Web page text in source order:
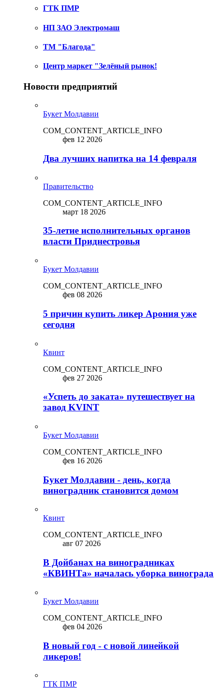
ГТК ПМР
НП ЗАО Электромаш
ТМ "Благода"
Центр маркет "Зелёный рынок!
Новости предприятий
Букет Молдавии
COM_CONTENT_ARTICLE_INFO
фев 12 2026
Два лучших напитка на 14 февраля
Правительство
COM_CONTENT_ARTICLE_INFO
март 18 2026
35-летие исполнительных органов
власти Приднестровья
Букет Молдавии
COM_CONTENT_ARTICLE_INFO
фев 08 2026
5 причин купить ликep Арония уже
сегодня
Квинт
COM_CONTENT_ARTICLE_INFO
фев 27 2026
«Успеть до заката» путешествует на
завод KVINT
Букет Молдавии
COM_CONTENT_ARTICLE_INFO
фев 16 2026
Букет Молдавии - день, когда
виноградник становится домом
Квинт
COM_CONTENT_ARTICLE_INFO
авг 07 2026
В Дойбанах на виноградниках
«КВИНТа» началась уборка винограда
Букет Молдавии
COM_CONTENT_ARTICLE_INFO
фев 04 2026
В новый год - с новой линейкой
ликepoв!
ГТК ПМР